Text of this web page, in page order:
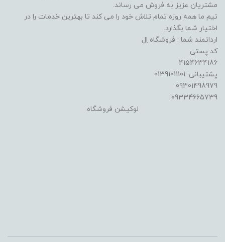
مشتریان عزیز به فروش می رساند.
تیم ما همه روزه تمام تلاش خود را می کند تا بهترین خدمات را در
اختیار شما بگذارد.
ارداتمند شما : فروشگاه اِل
کد پستی
4154634186
پشتیبانی: 01391011101
09301498979
09334665739
لوکیشن فروشگاه